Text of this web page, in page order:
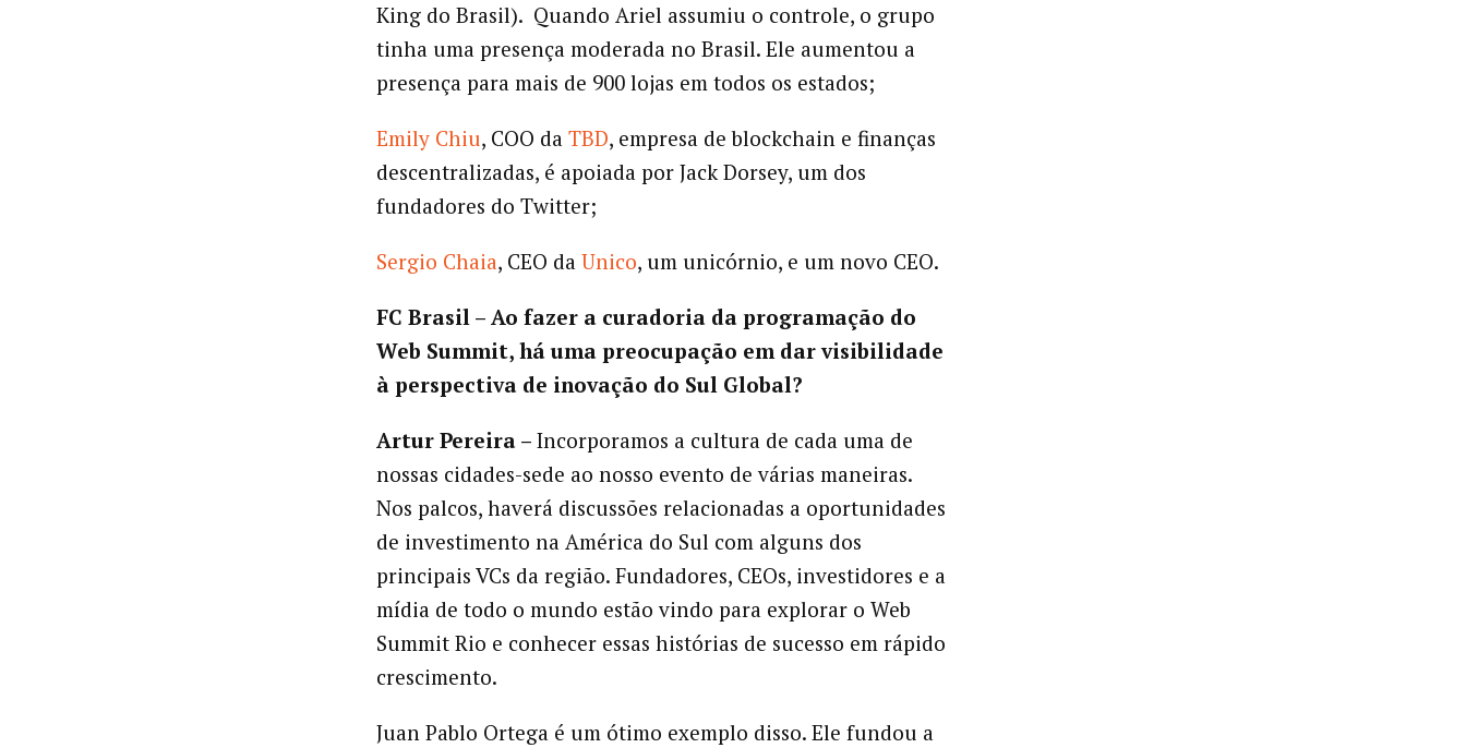
King do Brasil). Quando Ariel assumiu o controle, o grupo
tinha uma presença moderada no Brasil. Ele aumentou a
presença para mais de 900 lojas em todos os estados;
Emily Chiu, COO da TBD, empresa de blockchain e finanças
descentralizadas, é apoiada por Jack Dorsey, um dos
fundadores do Twitter;
Sergio Chaia, CEO da Unico, um unicórnio, e um novo CEO.
FC Brasil – Ao fazer a curadoria da programação do
Web Summit, há uma preocupação em dar visibilidade
à perspectiva de inovação do Sul Global?
Artur Pereira – Incorporamos a cultura de cada uma de
nossas cidades-sede ao nosso evento de várias maneiras.
Nos palcos, haverá discussões relacionadas a oportunidades
de investimento na América do Sul com alguns dos
principais VCs da região. Fundadores, CEOs, investidores e a
mídia de todo o mundo estão vindo para explorar o Web
Summit Rio e conhecer essas histórias de sucesso em rápido
crescimento.
Juan Pablo Ortega é um ótimo exemplo disso. Ele fundou a